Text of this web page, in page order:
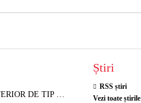
POST INTERIOR DE TIP TELEFON RESEL, T8018 PENTRU INTERFON DE BLOC
Știri
RSS știri
Vezi toate știrile